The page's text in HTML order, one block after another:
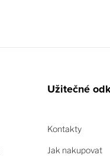
Užitečné
Kontakty
Jak nakupovat